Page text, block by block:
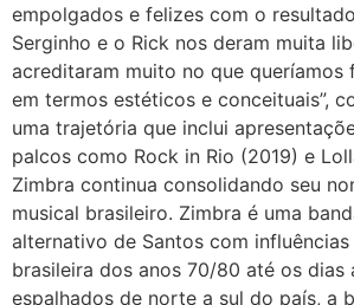
empolgados e felizes com o
Serginho e o Rick nos deram muita
acreditaram muito no que queríamos
em termos estéticos e conceituais”,
uma trajetória que inclui
palcos como Rock in Rio (2019) e
Zimbra continua consolidando seu
musical brasileiro. Zimbra é uma
alternativo de Santos com influências
brasileira dos anos 70/80 até os dias
espalhados de norte a sul do país, a